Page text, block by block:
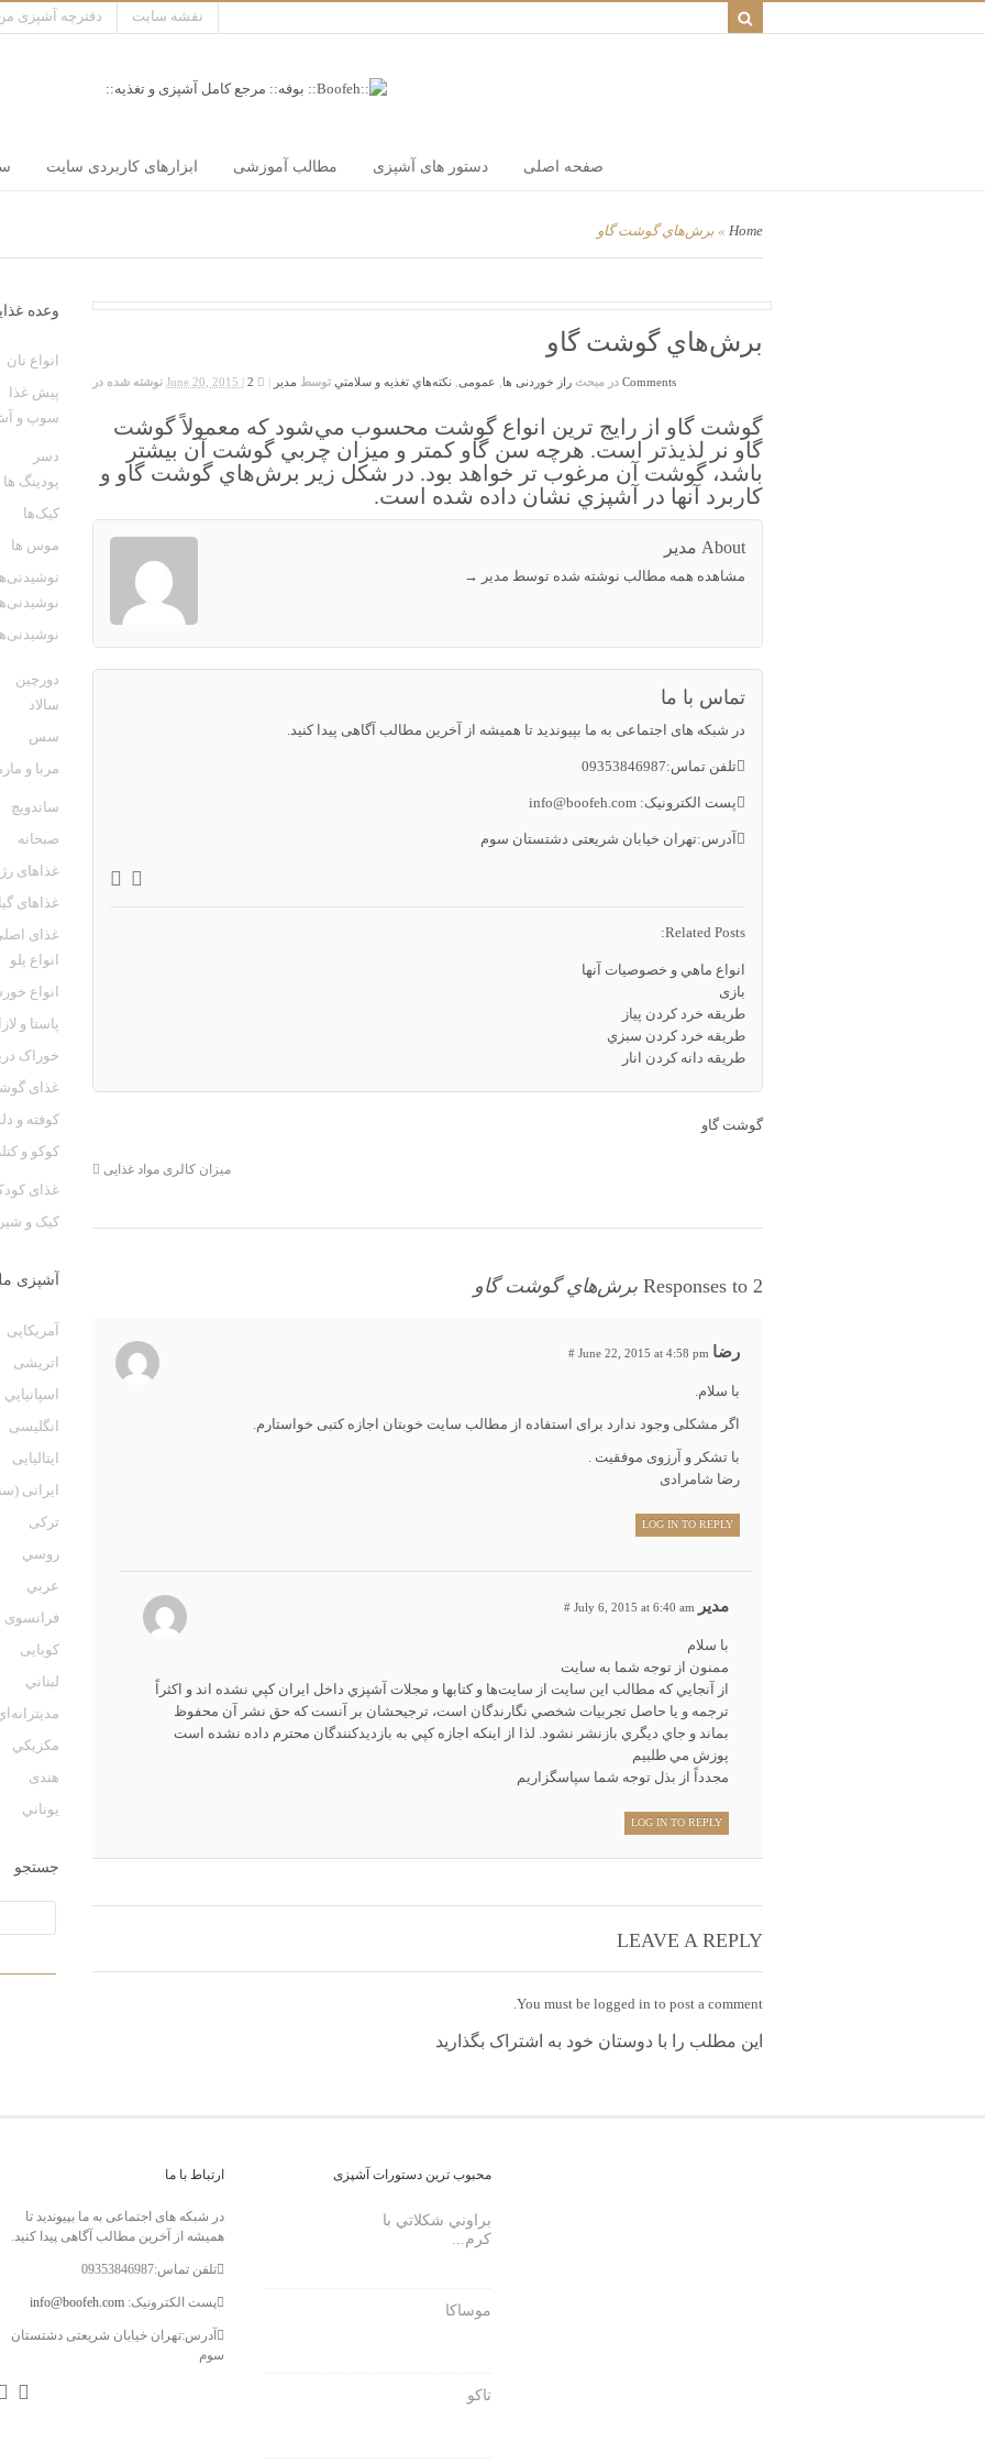
دفترچه آشپزی نقشه سایت
صفحه اصلی دستور های آشپزی مطالب آموزشی ابزارهای کاربردی سایت
Home
» برش‌هاي گوشت گاو
برش‌هاي گوشت گاو
نوشته شده درJune 20, 2015 | در مبحث راز خوردنی ها عمومی, نكته‌هاي تغذيه و سلامتي توسط مدیر | 2 Comments
گوشت گاو از رايج ترين انواع گوشت محسوب مي‌شود كه معمولاً گوشت
گاو نر لذيذتر است. هرچه سن گاو كمتر و ميزان چربي گوشت آن بيشتر
باشد، گوشت آن مرغوب تر خواهد بود. در شكل زير برش‌هاي گوشت گاو و
كاربرد آنها در آشپزي نشان داده شده است.
About مدیر
مشاهده همه مطالب نوشته شده توسط مدیر →
تماس با ما
در شبکه های اجتماعی به ما بپیوندید تا همیشه از آخرین مطالب آگاهی پیدا کنید.
تلفن تماس:09353846987
پست الکترونیک: info@boofeh.com
آدرس:تهران خیابان شریعتی دشتستان سوم
Related Posts:
انواع ماهي و خصوصيات آنها
بازی
طريقه خرد كردن پياز
طريقه خرد كردن سبزي
طريقه دانه كردن انار
گوشت گاو
میزان کالری مواد غذایی
2 Responses to برش‌هاي گوشت گاو
رضا June 22, 2015 at 4:58 pm
#
با سلام.
اگر مشکلی وجود ندارد برای استفاده از مطالب سایت خوبتان اجازه کتبی خواستارم.
با تشکر و آرزوی موفقیت .
رضا شامرادی
LOG IN TO REPLY
مدیر July 6, 2015 at 6:40 am
#
با سلام
ممنون از توجه شما به سايت
از آنجايي كه مطالب اين سايت از سايت‌ها و كتابها و مجلات آشپزي داخل ايران كپي نشده اند و اكثراً
ترجمه و يا حاصل تجربيات شخصي نگارندگان است، ترجيحشان بر آنست كه حق نشر آن محفوظ
بماند و جاي ديگري بازنشر نشود. لذا از اينكه اجازه كپي به بازديدكنندگان محترم داده نشده است
پوزش مي طلبيم
مجدداً از بذل توجه شما سپاسگزاريم
LOG IN TO REPLY
LEAVE A REPLY
You must be logged in to post a comment.
این مطلب را با دوستان خود به اشتراک بگذارید
وعده
انواع نان
پیش غذا
سوپ و
دسر
پودینگ ها
کیک‌ها
موس ها
دورچین
سالاد
سس
مربا و
ساندویچ
صبحانه
غذاهای
غذاهای
غذای
انواع پلو
انواع
پاستا و
خوراک
غذای
كوفته و
کوکو و
غذای
کیک و
آشپزی
آمریکایی
اتریشی
اسپانيايي
انگلیسی
ایتالیایی
ایرانی
ترکی
روسي
عربي
فرانسوی
كوبايى
لبناني
مكزيكي
هندی
يوناني
جستجو
ارتباط با ما
در شبکه های اجتماعی به ما بپیوندید تا
همیشه از آخرین مطالب آگاهی پیدا کنید.
تلفن تماس:09353846987
پست الکترونیک: info@boofeh.com
آدرس:تهران خیابان شریعتی دشتستان
سوم
محبوب ترین دستورات آشپزی
براوني شكلاتي با
كرم...
موساکا
تاكو